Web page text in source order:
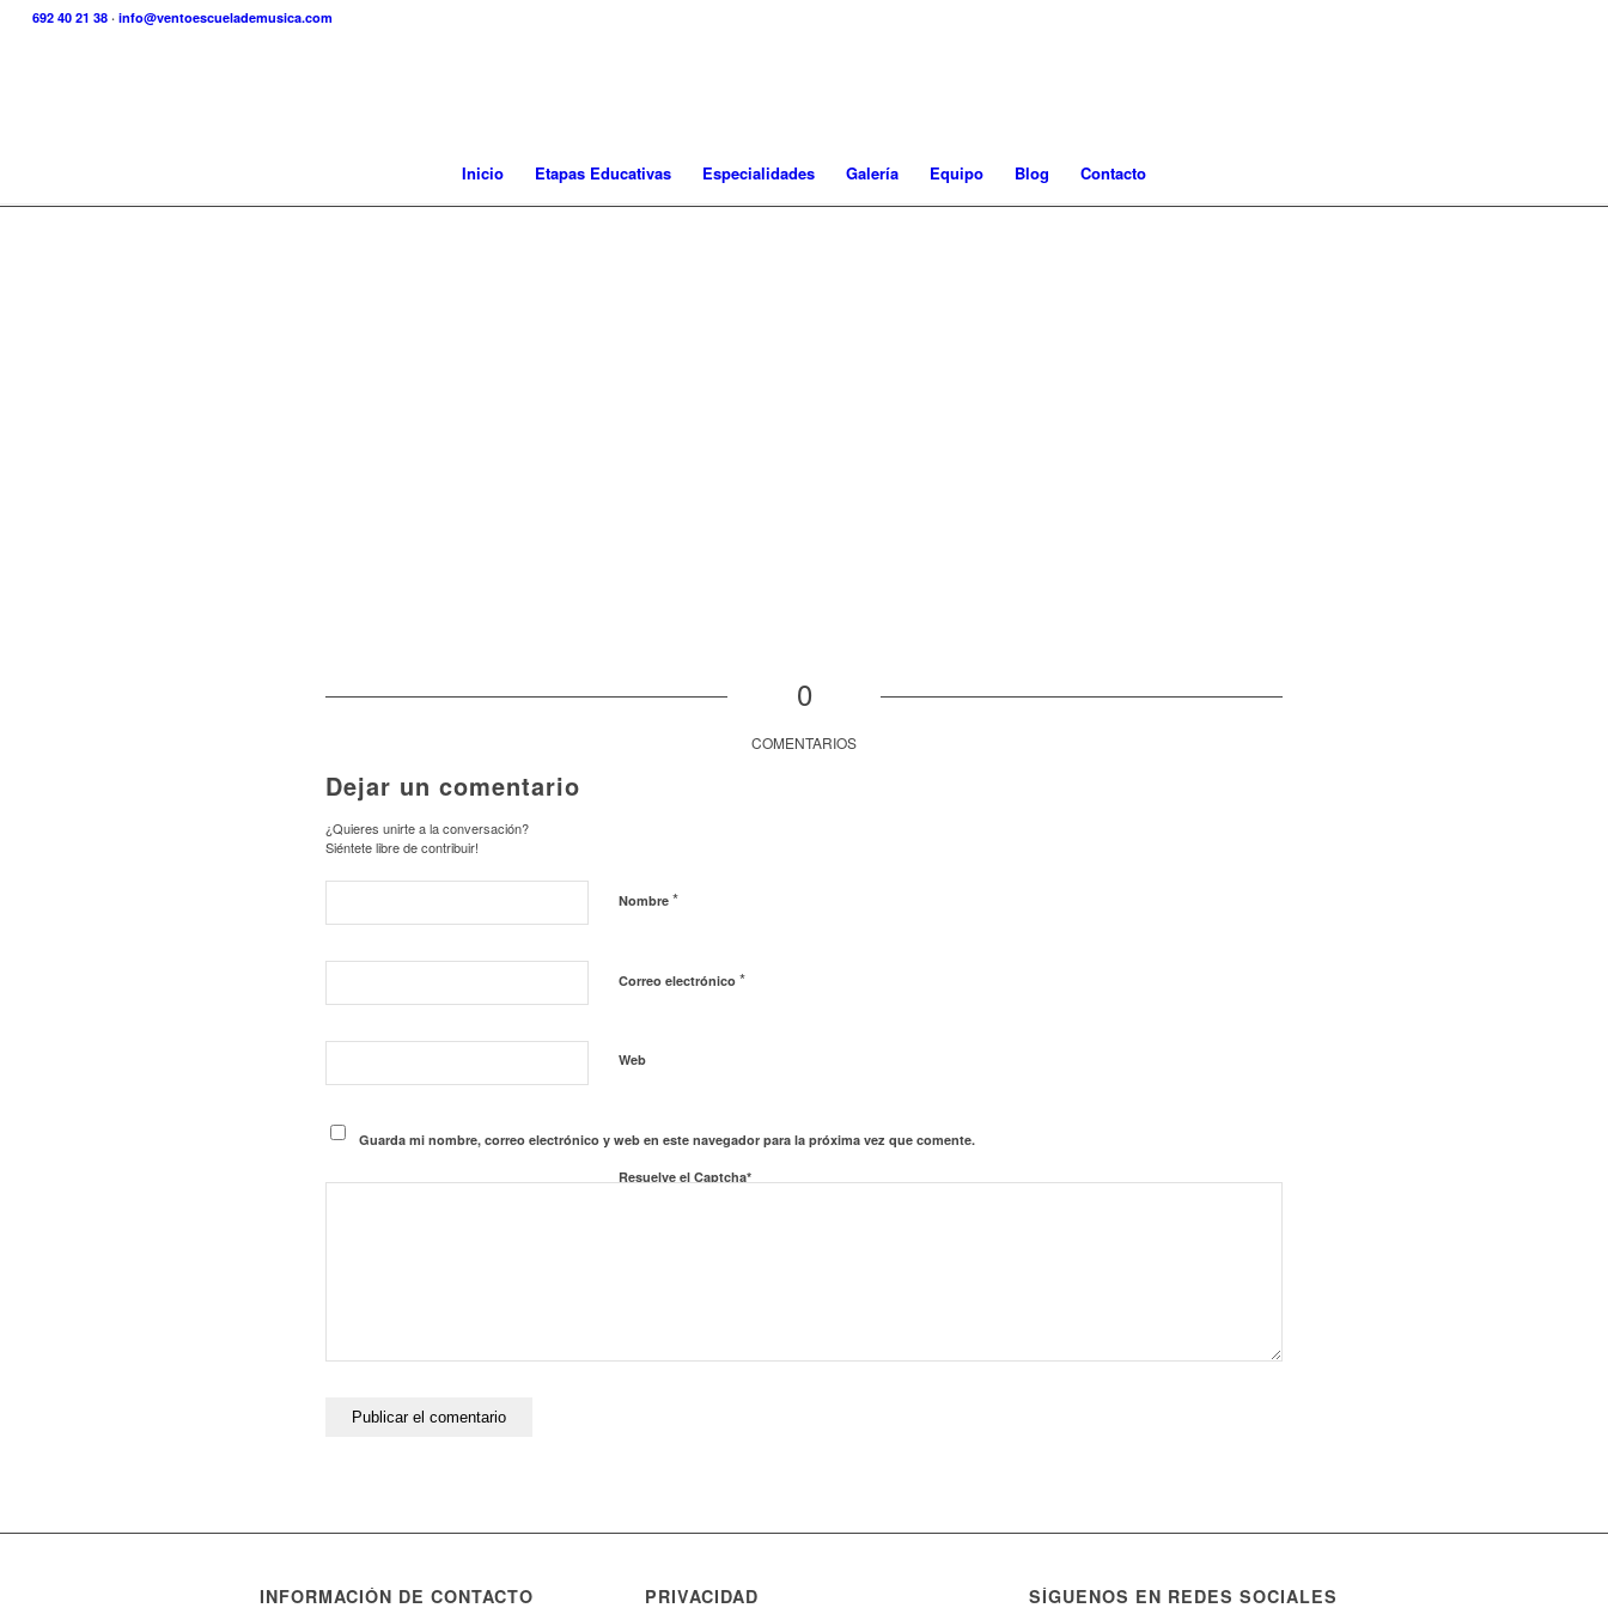
692 40 21 38· info@ventoescuelademusica.com
Inicio Etapas Educativas Especialidades Galería Equipo Blog Contacto
0
COMENTARIOS
Dejar un comentario
¿Quieres unirte a la conversación?
Siéntete libre de contribuir!
Nombre *
Correo electrónico *
Web
Guarda mi nombre, correo electrónico y web en este navegador para la próxima vez que comente.
Resuelve el Captcha*
INFORMACIÓN DE CONTACTO PRIVACIDAD SÍGUENOS EN REDES SOCIALES